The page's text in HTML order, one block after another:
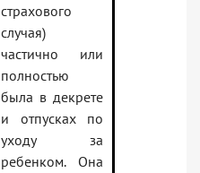
страхового
случая)
частично или
полностью
была в декрете
и отпусках по
уходу за
ребенком. Она